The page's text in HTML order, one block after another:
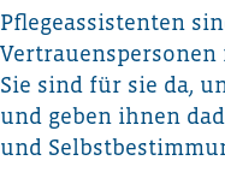
Pflegeassistenten
Sie sind für sie da,
und geben ihnen
und